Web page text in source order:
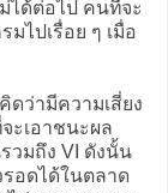
ได้ต่อไป คนที่จะ
ไปเรื่อย ๆ เมื่อ
ดว่ามีความเสี่ยง
ะเอาชนะผล
วมถึง VI ดังนั้น
รอดได้ในตลาด